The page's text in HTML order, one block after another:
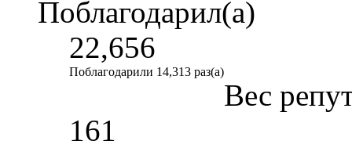
Поблагодарил(а)
22,656
Поблагодарили 14,313 раз(а)
Вес
161